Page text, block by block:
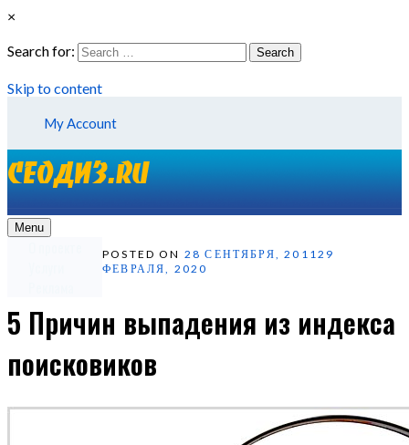
×
Search for:
Search
Skip to content
My Account
Menu
POSTED ON 28 СЕНТЯБРЯ, 201129
ФЕВРАЛЯ, 2020
5 Причин выпадения из индекса
поисковиков